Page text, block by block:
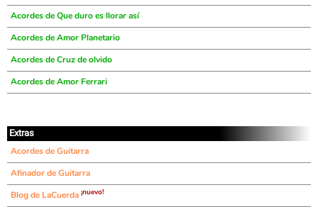
Acordes de Que duro es llorar así
Acordes de Amor Planetario
Acordes de Cruz de olvido
Acordes de Amor Ferrari
Extras
Acordes de Guitarra
Afinador de Guitarra
Blog de LaCuerda ¡nuevo!